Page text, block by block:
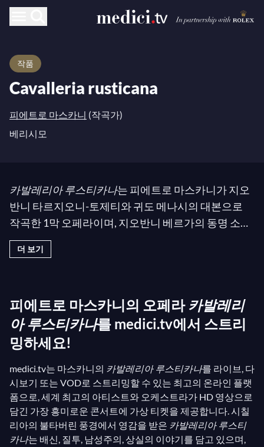
작품
Cavalleria rusticana
피에트로 마스카니 (작곡가)
베리시모
카발레리아 루스티카나는 피에트로 마스카니가 지오
반니 타르지오니-토제티와 귀도 메나시의 대본으로
작곡한 1막 오페라이며, 지오반니 베르가의 동명 소설
에서 영감을 받았다. 짧은 길이(약 70분)와 이탈리아
리즘을 연상시키는 음악적 특징 때문에, 종종 루제로
우스에서 처음 제안되었다. 줄거리는 시칠리아의 작은
마을 비치니에 사는 두 커플 사이의 질투와 배신 이야
기를 무대에 올린다. 무관심과 오메르타(침묵의 법칙),
명예 문제의 분위기 속에서 알피오와 투리푸는 죽음에
이르는 결투를 벌이게 되고, 그 누구도 승리하지 못한
다…카발레리아 루스티카나에서 마스카니는 잔인하
면서도 단순하고 효과적인 줄거리를 만들어내는 능력
을 보여준다. 사실주의 효과를 강화하기 위해 그의 음
악은 종종 남부 이탈리아의 민요를 연상시킨다.
더 보기
피에트로 마스카니의 오페라 카발레리
아 루스티카나를 medici.tv에서 스트리
밍하세요!
medici.tv는 마스카니의 카발레리아 루스티카나를 라이브, 다
시보기 또는 VOD로 스트리밍할 수 있는 최고의 온라인 플랫
폼으로, 세계 최고의 아티스트와 오케스트라가 HD 영상으로
담긴 가장 흥미로운 콘서트에 가상 티켓을 제공합니다. 시칠
리아의 불타버린 풍경에서 영감을 받은 카발레리아 루스티
카나는 배신, 질투, 남성주의, 상실의 이야기를 담고 있으며,